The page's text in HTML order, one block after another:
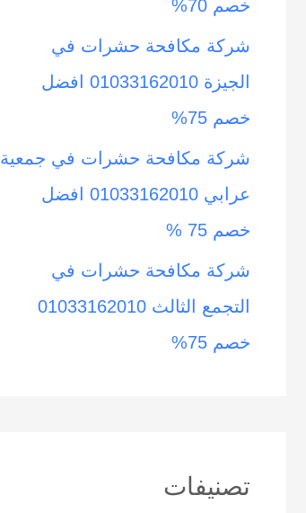
خصم 70%
شركة مكافحة حشرات في
الجيزة 01033162010 افضل
خصم 75%
شركة مكافحة حشرات في جمعية
عرابي 01033162010 افضل
خصم 75 %
شركة مكافحة حشرات في
التجمع الثالث 01033162010
خصم 75%
تصنيفات